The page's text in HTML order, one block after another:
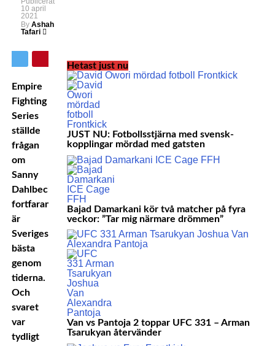
10 april
2021
By Ashah
Tafari
Empire
Fighting
Series
ställde
frågan
om
Sanny
Dahlbeck
fortfarande
är
Sveriges
bästa
genom
tiderna.
Och
svaret
var
tydligt
Hetast just nu
JUST NU: Fotbollsstjärna med svensk-
kopplingar mördad med gatsten
Bajad Damarkani kör två matcher på fyra
veckor: ”Tar mig närmare drömmen”
Van vs Pantoja 2 toppar UFC 331 – Arman
Tsarukyan återvänder